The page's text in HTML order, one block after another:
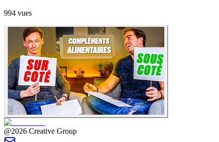
994 vues
@2026 Creative Group